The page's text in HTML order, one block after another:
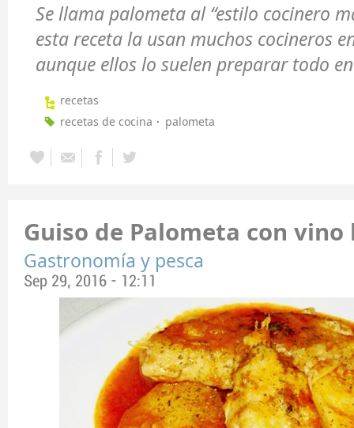
Se llama palometa al “estilo cocinero
esta receta la usan muchos cocineros
aunque ellos lo suelen preparar todo
recetas
recetas de cocina
palometa
Guiso de Palometa con vino
Gastronomía y pesca
Sep 29, 2016 - 12:11